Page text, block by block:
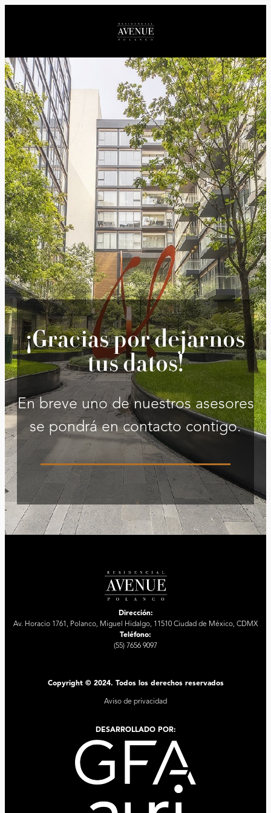
¡Gracias por dejarnos
tus datos!
En breve uno de nuestros asesores
se pondrá en contacto contigo.
Dirección:
Av. Horacio 1761, Polanco, Miguel Hidalgo, 11510 Ciudad de México, CDMX
Teléfono:
(55) 7656 9097
Copyright © 2024. Todos los derechos reservados
Aviso de privacidad
DESARROLLADO POR: